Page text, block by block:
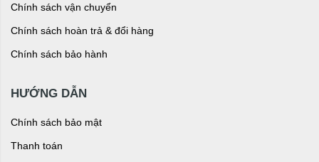
Chính sách vận chuyển
Chính sách hoàn trả & đổi hàng
Chính sách bảo hành
HƯỚNG DẪN
Chính sách bảo mật
Thanh toán